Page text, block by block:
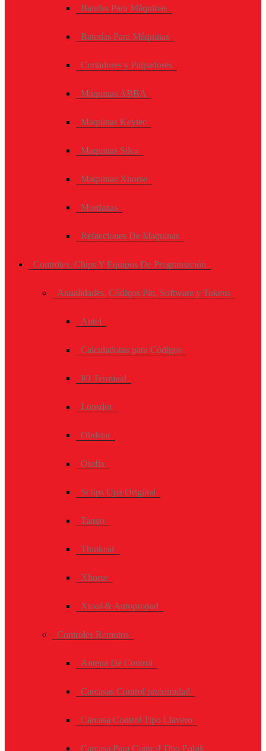
Bandas Para Máquinas
Baterías Para Máquinas
Cortadores y Palpadores
Máquinas ABBA
Maquinas Keytec
Maquinas Silca
Maquinas Xhorse
Mordazas
Refacciones De Maquinas
Controles, Chips Y Equipos De Programación
Anualidades, Códigos Pin, Software y Tokens
Autel
Calculadoras para Códigos
IO Terminal
Lonsdor
Obdstar
Otofix
Scrips Upa Original
Tango
Thinkcar
Xhorse
Xtool & Autopropad
Controles Remotos
Antena De Control
Carcasas Control proximidad
Carcasa Control Tipo Llavero
Carcasa Para Control Tipo Fobik